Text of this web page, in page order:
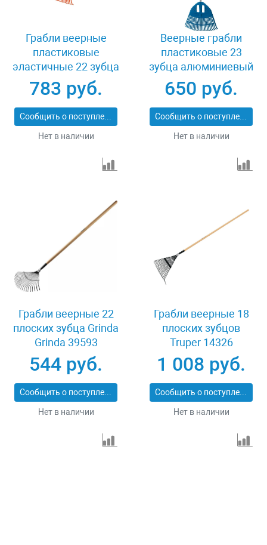
Грабли веерные
пластиковые
эластичные 22 зубца
Truper 19785
783 руб.
Сообщить о поступлении
Нет в наличии
Веерные грабли
пластиковые 23
зубца алюминиевый
черенок Grinda
PROLine Grinda
PROLine 421811
650 руб.
Сообщить о поступлении
Нет в наличии
Грабли веерные 22
плоских зубца Grinda
Grinda 39593
544 руб.
Сообщить о поступлении
Нет в наличии
Грабли веерные 18
плоских зубцов
Truper 14326
1 008 руб.
Сообщить о поступлении
Нет в наличии